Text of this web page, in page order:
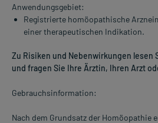
Anwendungsgebiet:
Registrierte homöopathische
einer therapeutischen Indikation.
Zu Risiken und Nebenwirkungen lesen
und fragen Sie Ihre Ärztin, Ihren Arzt
Gebrauchsinformation:
Nach dem Grundsatz der Homöopathie